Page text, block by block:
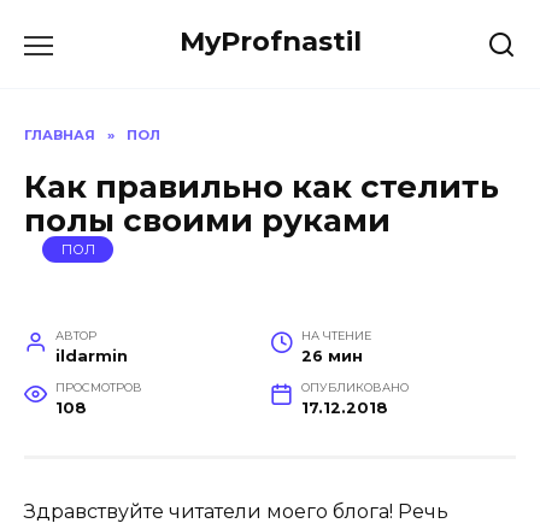
MyProfnastil
ГЛАВНАЯ » ПОЛ
Как правильно как стелить
полы своими руками
ПОЛ
АВТОР
ildarmin
НА ЧТЕНИЕ
26 мин
ПРОСМОТРОВ
108
ОПУБЛИКОВАНО
17.12.2018
Здравствуйте читатели моего блога! Речь